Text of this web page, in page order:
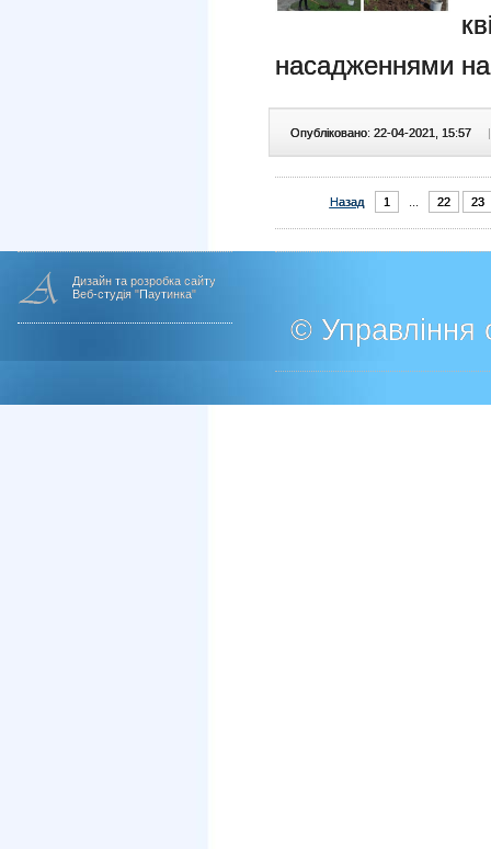
насадженнями
Опубліковано: 22-04-2021, 15:57 |
Назад 1 22 23
Дизайн та розробка сайту
Веб-студія "Паутинка"
© Управління